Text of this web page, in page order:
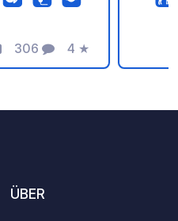
306
Kommentare
4
Bewertung
★
Juli
ÜBER